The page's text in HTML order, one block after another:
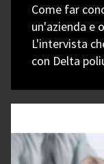
Come far
un'azienda e
L'intervista
con Delta